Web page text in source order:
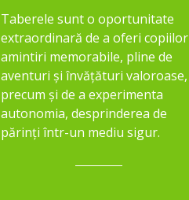
Taberele sunt o oportunitate
extraordinară de a oferi copiilor
amintiri memorabile, pline de
aventuri și învățături valoroase,
precum și de a experimenta
autonomia, desprinderea de
părinți într-un mediu sigur.